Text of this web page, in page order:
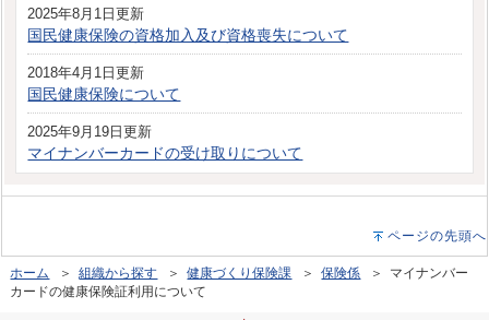
2025年8月1日更新
国民健康保険の資格加入及び資格喪失について
2018年4月1日更新
国民健康保険について
2025年9月19日更新
マイナンバーカードの受け取りについて
ページの先頭へ
ホーム ＞組織から探す ＞健康づくり保険課 ＞保険係 ＞ マイナンバー
カードの健康保険証利用について